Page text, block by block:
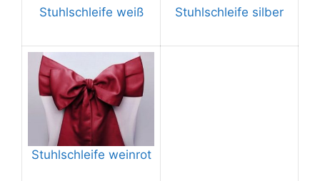
Stuhlschleife weiß Stuhlschleife silber
Stuhlschleife weinrot